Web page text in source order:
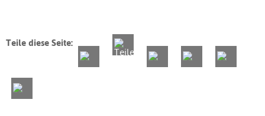
Teile diese Seite: